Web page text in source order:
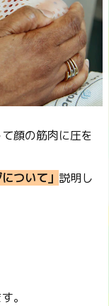
顔の筋肉に圧を
ついて」 説明し
。